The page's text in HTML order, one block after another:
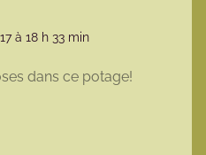
à 18 h 33 min
dans ce potage!